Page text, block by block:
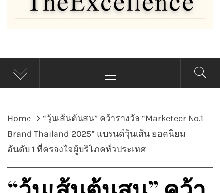
THE EXCELLENCE BKK
Menu
Home
“วุ้นเส้นต้นสน” คว้ารางวัล “Marketeer No.1
Brand Thailand 2025” แบรนด์วุ้นเส้น ยอดนิยม
อันดับ 1 ที่ครองใจผู้บริโภคทั่วประเทศ